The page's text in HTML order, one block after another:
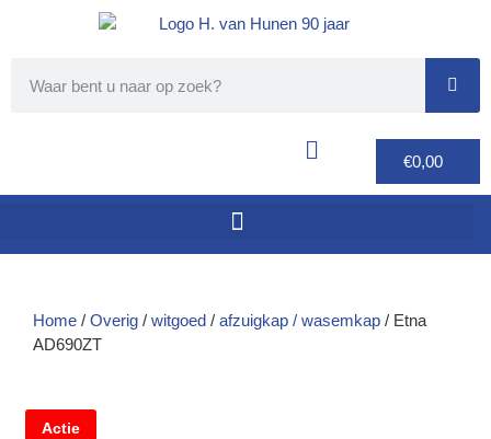
€0,00
Home / Overig / witgoed / afzuigkap / wasemkap / Etna
AD690ZT
Actie